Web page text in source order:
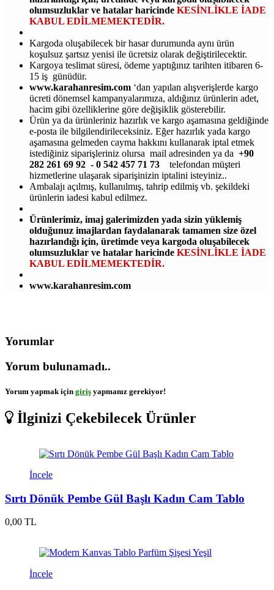
olumsuzluklar ve hatalar haricinde KESİNLİKLE İADE
KABUL EDİLMEMEKTEDİR.
Kargoda oluşabilecek bir hasar durumunda aynı ürün
koşulsuz şartsız yenisi ile ücretsiz olarak değiştirilecektir.
Kargoya teslimat süresi, ödeme yaptığınız tarihten itibaren 6-
15 iş günüdür.
www.karahanresim.com ‘dan yapılan alışverişlerde kargo
ücreti dönemsel kampanyalarımıza, aldığınız ürünlerin adet,
hacim gibi özelliklerine göre değişiklik gösterebilir.
Ürün ya da ürünleriniz hazırlık ve kargo aşamasına geldiğinde
e-posta ile bilgilendirileceksiniz. Eğer hazırlık yada kargo
aşamasına gelmeden cayma hakkını kullanarak iptal etmek
istediğiniz siparişleriniz olursa mail adresinden ya da +90
282 261 69 92 - 0 542 457 71 73
telefondan müşteri
hizmetlerine ulaşarak siparişinizin iptalini isteyiniz..
Ambalajı açılmış, kullanılmış, tahrip edilmiş vb. şekildeki
ürünlerin iadesi kabul edilmez.
Ürünlerimiz, imaj galerimizden yada sizin yüklemiş
olduğunuz imajlardan faydalanarak tamamen size özel
hazırlandığı için, üretimde veya kargoda oluşabilecek
olumsuzluklar ve hatalar haricinde KESİNLİKLE İADE
KABUL EDİLMEMEKTEDİR.
www.karahanresim.com
Yorumlar
Yorum bulunamadı..
Yorum yapmak için giriş yapmanız gerekiyor!
İlginizi Çekebilecek Ürünler
İncele
Sırtı Dönük Pembe Gül Başlı Kadın Cam Tablo
0,00 TL
İncele